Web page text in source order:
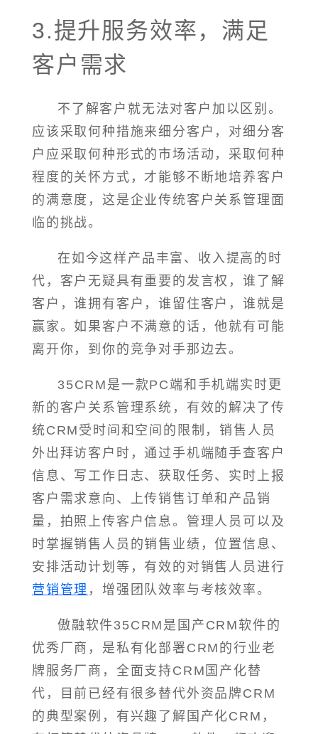
3.提升服务效率，满足
客户需求
不了解客户就无法对客户加以区别。
应该采取何种措施来细分客户，对细分客
户应采取何种形式的市场活动，采取何种
程度的关怀方式，才能够不断地培养客户
的满意度，这是企业传统客户关系管理面
临的挑战。
在如今这样产品丰富、收入提高的时
代，客户无疑具有重要的发言权，谁了解
客户，谁拥有客户，谁留住客户，谁就是
赢家。如果客户不满意的话，他就有可能
离开你，到你的竞争对手那边去。
35CRM是一款PC端和手机端实时更
新的客户关系管理系统，有效的解决了传
统CRM受时间和空间的限制，销售人员
外出拜访客户时，通过手机端随手查客户
信息、写工作日志、获取任务、实时上报
客户需求意向、上传销售订单和产品销
量，拍照上传客户信息。管理人员可以及
时掌握销售人员的销售业绩，位置信息、
安排活动计划等，有效的对销售人员进行
营销管理 ，增强团队效率与考核效率。
傲融软件35CRM是国产CRM软件的
优秀厂商，是私有化部署CRM的行业老
牌服务厂商，全面支持CRM国产化替
代，目前已经有很多替代外资品牌CRM
的典型案例，有兴趣了解国产化CRM，